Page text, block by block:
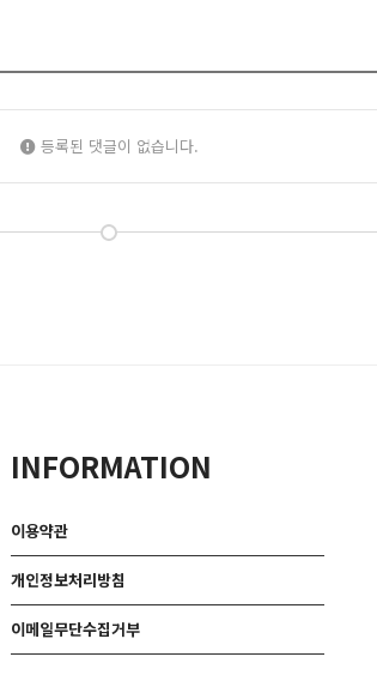
등록된 댓글이 없습니다.
INFORMATION
이용약관
개인정보처리방침
이메일무단수집거부